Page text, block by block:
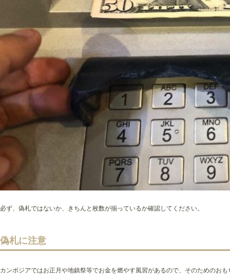
必ず、偽札ではないか、きちんと枚数が揃っているか確認してください。
偽札に注意
カンボジアではお正月や地鎮祭等でお金を燃やす風習があるので、そのためのお